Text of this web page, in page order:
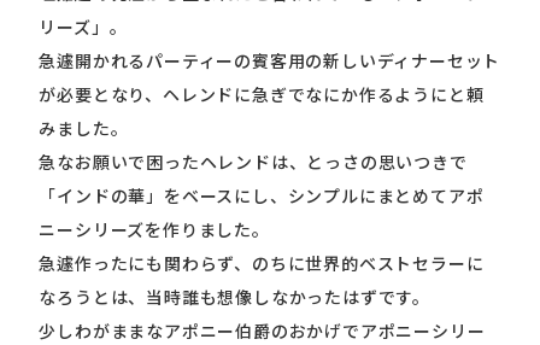
リーズ」。
急遽開かれるパーティーの賓客用の新しいディナーセット
が必要となり、ヘレンドに急ぎでなにか作るようにと頼
みました。
急なお願いで困ったヘレンドは、とっさの思いつきで
「インドの華」をベースにし、シンプルにまとめてアポ
ニーシリーズを作りました。
急遽作ったにも関わらず、のちに世界的ベストセラーに
なろうとは、当時誰も想像しなかったはずです。
少しわがままなアポニー伯爵のおかげでアポニーシリー